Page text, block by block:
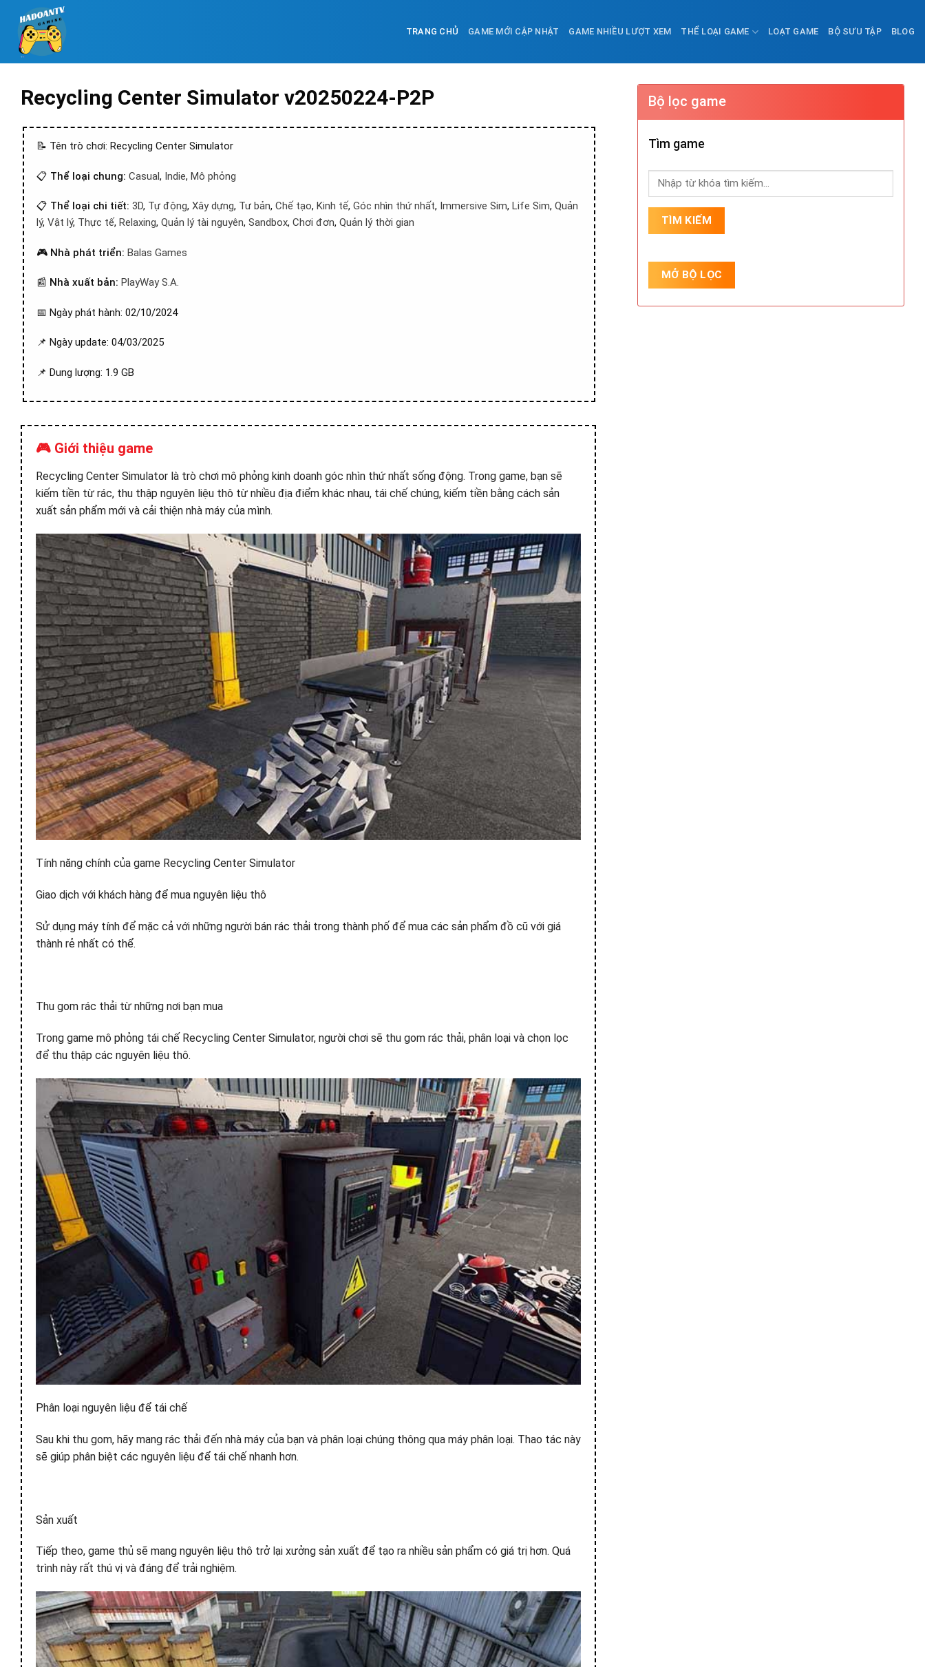
TRANG CHỦ GAME MỚI CẬP NHẬT GAME NHIỀU LƯỢT XEM THỂ LOẠI GAME LOẠT GAME BỘ SƯU TẬP BLOG
Recycling Center Simulator v20250224-P2P
📝 Tên trò chơi: Recycling Center Simulator
📋 Thể loại chung: Casual, Indie, Mô phỏng
📋 Thể loại chi tiết: 3D, Tự động, Xây dựng, Tư bản, Chế tạo, Kinh tế, Góc nhìn thứ nhất, Immersive Sim, Life Sim, Quản
lý, Vật lý, Thực tế, Relaxing, Quản lý tài nguyên, Sandbox, Chơi đơn, Quản lý thời gian
🎮 Nhà phát triển: Balas Games
📰 Nhà xuất bản: PlayWay S.A.
📅 Ngày phát hành: 02/10/2024
📌 Ngày update: 04/03/2025
📌 Dung lượng: 1.9 GB
🎮 Giới thiệu game
Recycling Center Simulator là trò chơi mô phỏng kinh doanh góc nhìn thứ nhất sống động. Trong game, bạn sẽ
kiếm tiền từ rác, thu thập nguyên liệu thô từ nhiều địa điểm khác nhau, tái chế chúng, kiếm tiền bằng cách sản
xuất sản phẩm mới và cải thiện nhà máy của mình.
Tính năng chính của game Recycling Center Simulator
Giao dịch với khách hàng để mua nguyên liệu thô
Sử dụng máy tính để mặc cả với những người bán rác thải trong thành phố để mua các sản phẩm đồ cũ với giá
thành rẻ nhất có thể.
Thu gom rác thải từ những nơi bạn mua
Trong game mô phỏng tái chế Recycling Center Simulator, người chơi sẽ thu gom rác thải, phân loại và chọn lọc
để thu thập các nguyên liệu thô.
Phân loại nguyên liệu để tái chế
Sau khi thu gom, hãy mang rác thải đến nhà máy của bạn và phân loại chúng thông qua máy phân loại. Thao tác này
sẽ giúp phân biệt các nguyên liệu để tái chế nhanh hơn.
Sản xuất
Tiếp theo, game thủ sẽ mang nguyên liệu thô trở lại xưởng sản xuất để tạo ra nhiều sản phẩm có giá trị hơn. Quá
trình này rất thú vị và đáng để trải nghiệm.
Bộ lọc game
Tìm game